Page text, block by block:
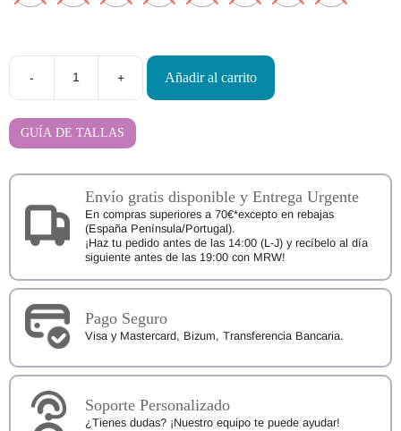
-
Sandalias
Barefoot
+ Añadir al carrito
GUÍA DE TALLAS
Envío gratis disponible y Entrega Urgente
En compras superiores a 70€*excepto en rebajas
(España Península/Portugal).
¡Haz tu pedido antes de las 14:00 (L-J) y recíbelo al día
siguiente antes de las 19:00 con MRW!
Pago Seguro
Visa y Mastercard, Bizum, Transferencia Bancaria.
Soporte Personalizado
¿Tienes dudas? ¡Nuestro equipo te puede ayudar!